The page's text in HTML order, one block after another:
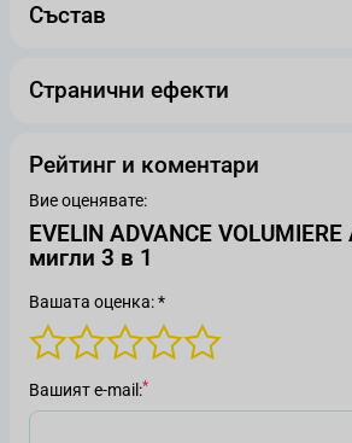
Състав
Странични ефекти
Рейтинг и коментари
Вие оценявате:
EVELIN ADVANCE
мигли 3 в 1
Вашата оценка: *
Вашият е-mail